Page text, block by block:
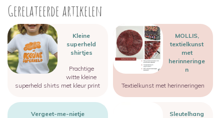
Gerelateerde artikelen
Image
Kleine
superheld
shirtjes
Prachtige
witte kleine
superheld shirts met kleur print
Image
MOLLIS,
textielkunst
met
herinneringe
n
Textielkunst met herinneringen
Vergeet-me-nietje
Sleutelhang